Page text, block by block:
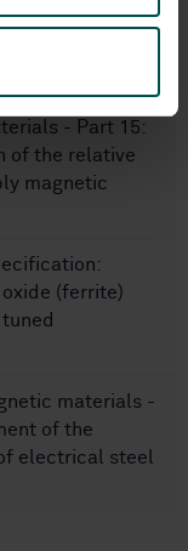
- Part 15:
of the relative
magnetic
(ferrite)
materials -
of the
electrical steel